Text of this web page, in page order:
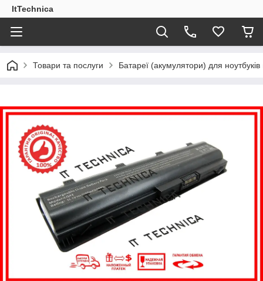
ItTechnica
Товари та послуги Батареї (акумулятори) для